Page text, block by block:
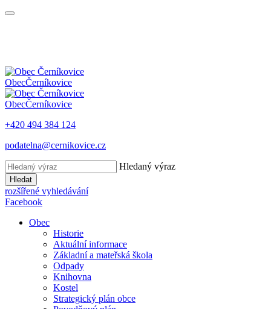
ObecČerníkovice
ObecČerníkovice
+420 494 384 124
podatelna@cernikovice.cz
Hledaný výraz
Hledat
rozšířené vyhledávání
Facebook
Obec
Historie
Aktuální informace
Základní a mateřská škola
Odpady
Knihovna
Kostel
Strategický plán obce